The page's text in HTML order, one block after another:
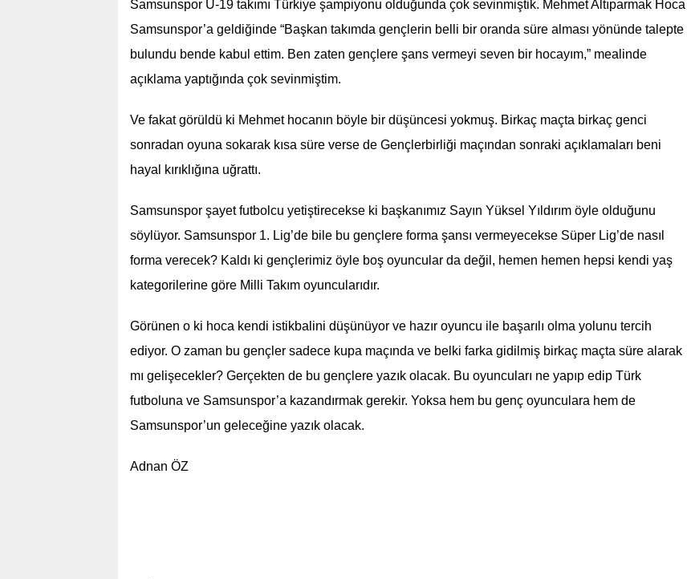
Samsunspor U-19 takımı Türkiye şampiyonu olduğunda çok sevinmiştik. Mehmet Altıparmak Hoca
Samsunspor’a geldiğinde “Başkan takımda gençlerin belli bir oranda süre alması yönünde talepte
bulundu bende kabul ettim. Ben zaten gençlere şans vermeyi seven bir hocayım,” mealinde
açıklama yaptığında çok sevinmiştim.
Ve fakat görüldü ki Mehmet hocanın böyle bir düşüncesi yokmuş. Birkaç maçta birkaç genci
sonradan oyuna sokarak kısa süre verse de Gençlerbirliği maçından sonraki açıklamaları beni
hayal kırıklığına uğrattı.
Samsunspor şayet futbolcu yetiştirecekse ki başkanımız Sayın Yüksel Yıldırım öyle olduğunu
söylüyor. Samsunspor 1. Lig’de bile bu gençlere forma şansı vermeyecekse Süper Lig’de nasıl
forma verecek? Kaldı ki gençlerimiz öyle boş oyuncular da değil, hemen hemen hepsi kendi yaş
kategorilerine göre Milli Takım oyuncularıdır.
Görünen o ki hoca kendi istikbalini düşünüyor ve hazır oyuncu ile başarılı olma yolunu tercih
ediyor. O zaman bu gençler sadece kupa maçında ve belki farka gidilmiş birkaç maçta süre alarak
mı gelişecekler? Gerçekten de bu gençlere yazık olacak. Bu oyuncuları ne yapıp edip Türk
futboluna ve Samsunspor’a kazandırmak gerekir. Yoksa hem bu genç oyunculara hem de
Samsunspor’un geleceğine yazık olacak.
Adnan ÖZ